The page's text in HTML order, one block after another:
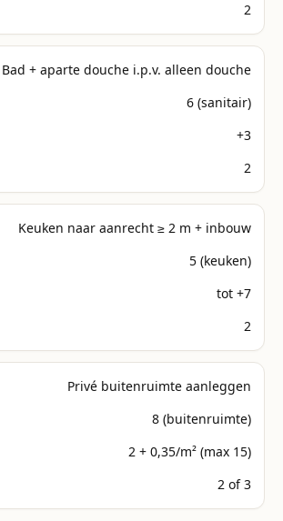
2
Bad + aparte douche i.p.v. alleen douche
6 (sanitair)
+3
2
Keuken naar aanrecht ≥ 2 m + inbouw
5 (keuken)
tot +7
2
Privé buitenruimte aanleggen
8 (buitenruimte)
2 + 0,35/m² (max 15)
2 of 3